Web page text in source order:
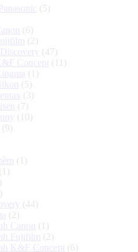
(5)
(6)
(2)
(47)
Concept (11)
(1)
(5)
(3)
(7)
(10)
(9)
(1)
(1)
(44)
(2)
Canon
(1)
Fujifilm (2)
K&F Concept (6)